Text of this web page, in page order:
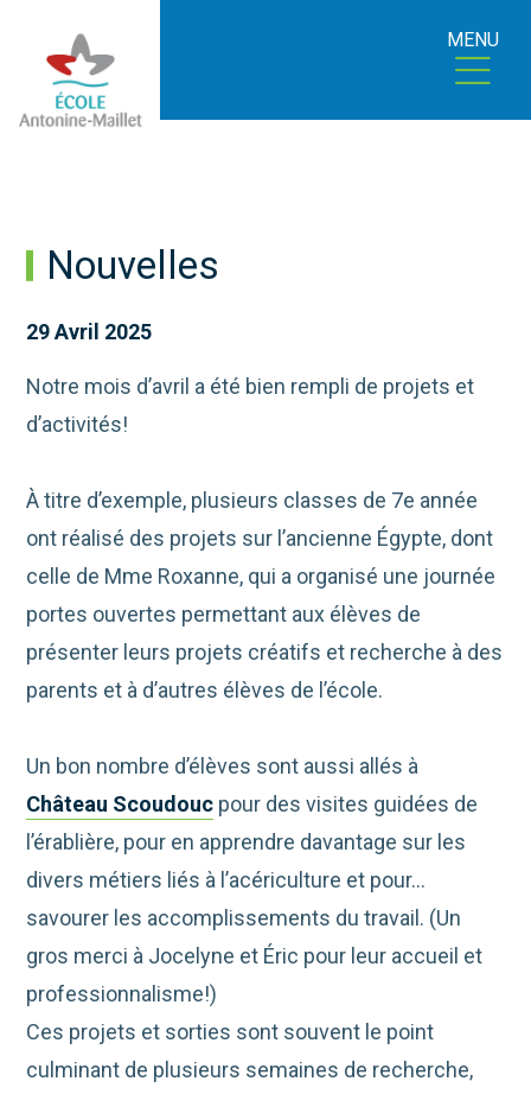
MENU
Nouvelles
29 Avril 2025
Notre mois d’avril a été bien rempli de projets et
d’activités!
À titre d’exemple, plusieurs classes de 7e année
ont réalisé des projets sur l’ancienne Égypte, dont
celle de Mme Roxanne, qui a organisé une journée
portes ouvertes permettant aux élèves de
présenter leurs projets créatifs et recherche à des
parents et à d’autres élèves de l’école.
Un bon nombre d’élèves sont aussi allés à
Château Scoudouc pour des visites guidées de
l’érablière, pour en apprendre davantage sur les
divers métiers liés à l’acériculture et pour…
savourer les accomplissements du travail. (Un
gros merci à Jocelyne et Éric pour leur accueil et
professionnalisme!)
Ces projets et sorties sont souvent le point
culminant de plusieurs semaines de recherche,